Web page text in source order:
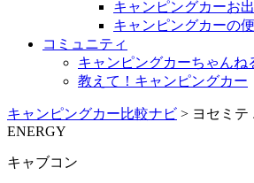
キャンピングカーお
キャンピングカーの
コミュニティ
キャンピングカーちゃんね
教えて！キャンピングカー
キャンピングカー比較ナビ > ヨセミテ
ENERGY
キャブコン